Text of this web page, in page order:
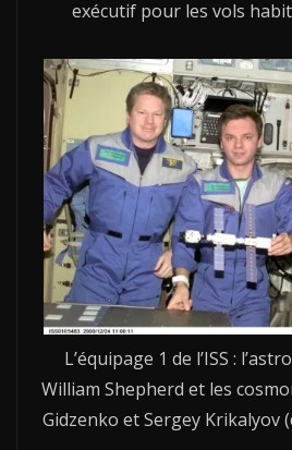
exécutif pour les vols
L’équipage 1 de l’ISS :
William Shepherd et les
Gidzenko et Sergey Krikalyov